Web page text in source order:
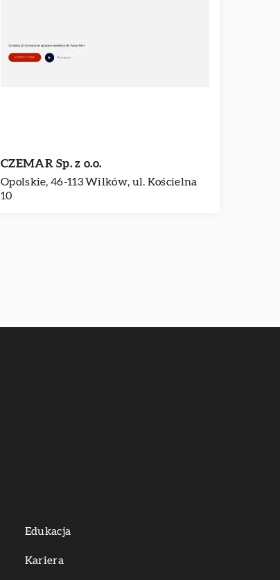
CZEMAR Sp. z o.o.
Opolskie, 46-113 Wilków, ul. Kościelna
10
Edukacja
Kariera